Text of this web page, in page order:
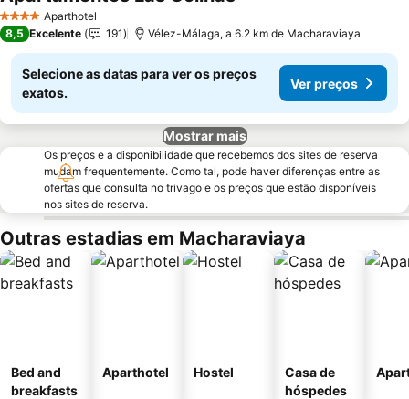
4 EstrelasAparthotel
Ver preços
8,5 Excelente 191 Vélez-Málaga, a 6.2 km de Macharaviaya
Selecione as datas para ver os preços
exatos.
Ver preços
Mostrar mais
Os preços e a disponibilidade que recebemos dos sites de reserva
mudam frequentemente. Como tal, pode haver diferenças entre as
ofertas que consulta no trivago e os preços que estão disponíveis
nos sites de reserva.
Outras estadias em Macharaviaya
Bed and
breakfasts
Aparthotel Hostel
Casa de
hóspedes